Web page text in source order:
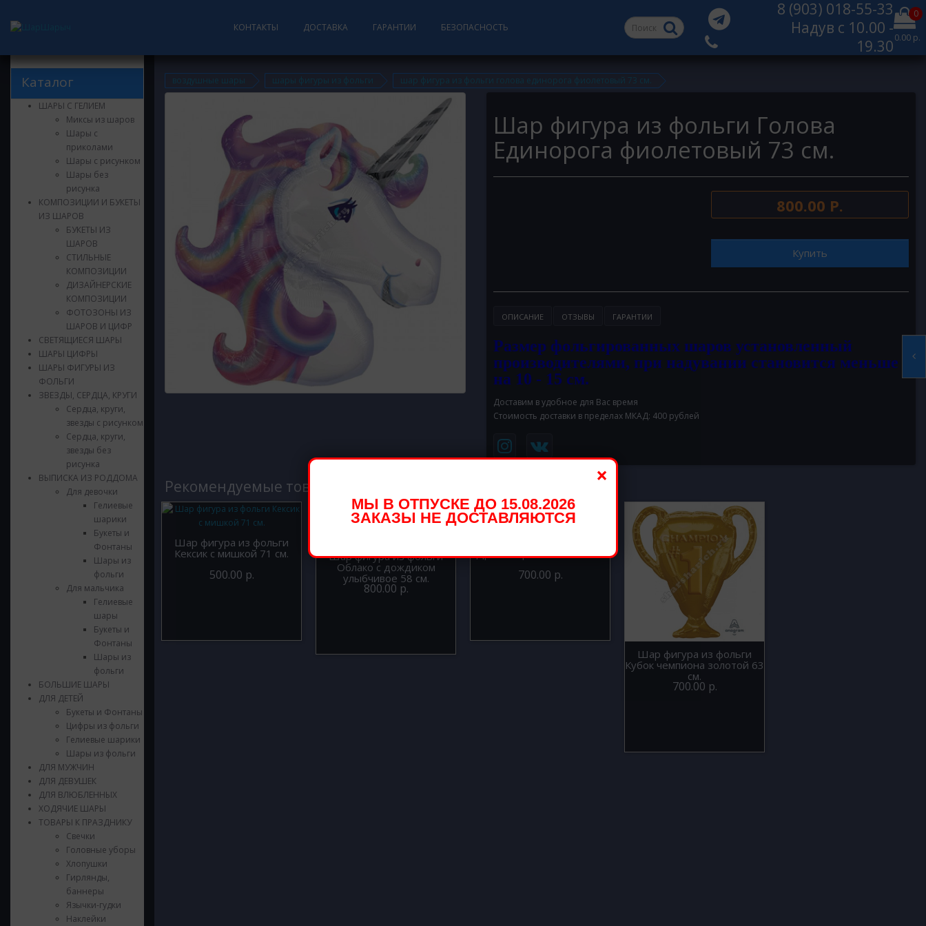
КОНТАКТЫ ДОСТАВКА ГАРАНТИИ БЕЗОПАСНОСТЬ
8 (903) 018-55-33
Надув с 10.00 -
19.30
0
0.00 р.
Каталог
ШАРЫ С ГЕЛИЕМ
Миксы из шаров
Шары с
приколами
Шары с рисунком
Шары без
рисунка
КОМПОЗИЦИИ И БУКЕТЫ
ИЗ ШАРОВ
БУКЕТЫ ИЗ
ШАРОВ
СТИЛЬНЫЕ
КОМПОЗИЦИИ
ДИЗАЙНЕРСКИЕ
КОМПОЗИЦИИ
ФОТОЗОНЫ ИЗ
ШАРОВ И ЦИФР
СВЕТЯЩИЕСЯ ШАРЫ
ШАРЫ ЦИФРЫ
ШАРЫ ФИГУРЫ ИЗ
ФОЛЬГИ
ЗВЕЗДЫ, СЕРДЦА, КРУГИ
Сердца, круги,
звезды с рисунком
Сердца, круги,
звезды без
рисунка
ВЫПИСКА ИЗ РОДДОМА
Для девочки
Гелиевые
шарики
Букеты и
Фонтаны
Шары из
фольги
Для мальчика
Гелиевые
шары
Букеты и
Фонтаны
Шары из
фольги
БОЛЬШИЕ ШАРЫ
ДЛЯ ДЕТЕЙ
Букеты и Фонтаны
Цифры из фольги
Гелиевые шарики
Шары из фольги
ДЛЯ МУЖЧИН
ДЛЯ ДЕВУШЕК
ДЛЯ ВЛЮБЛЕННЫХ
ХОДЯЧИЕ ШАРЫ
ТОВАРЫ К ПРАЗДНИКУ
Свечки
Головные уборы
Хлопушки
Гирлянды,
баннеры
Язычки-гудки
Наклейки
воздушные шары шары фигуры из фольги шар фигура из фольги голова единорога фиолетовый 73 см.
Шар фигура из фольги Голова
Единорога фиолетовый 73 см.
800.00 Р.
Купить
ОПИСАНИЕ ОТЗЫВЫ ГАРАНТИИ
Размер фольгированных шаров установленный
производителями, при надувании становится меньше
на 10 - 15 см.
Доставим в удобное для Вас время
Стоимость доставки в пределах МКАД: 400 рублей
Рекомендуемые товары
Шар фигура из фольги
Кексик с мишкой 71 см.
500.00 р.
Шар фигура из фольги
Облако с дождиком
улыбчивое 58 см.
800.00 р.
Дракон оранжевый 81 см.
700.00 р.
Шар фигура из фольги
Кубок чемпиона золотой 63
см.
700.00 р.
×
МЫ В ОТПУСКЕ ДО 15.08.2026
ЗАКАЗЫ НЕ ДОСТАВЛЯЮТСЯ